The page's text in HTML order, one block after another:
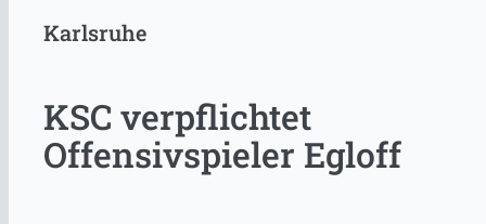
Karlsruhe
KSC verpflichtet
Offensivspieler Egloff